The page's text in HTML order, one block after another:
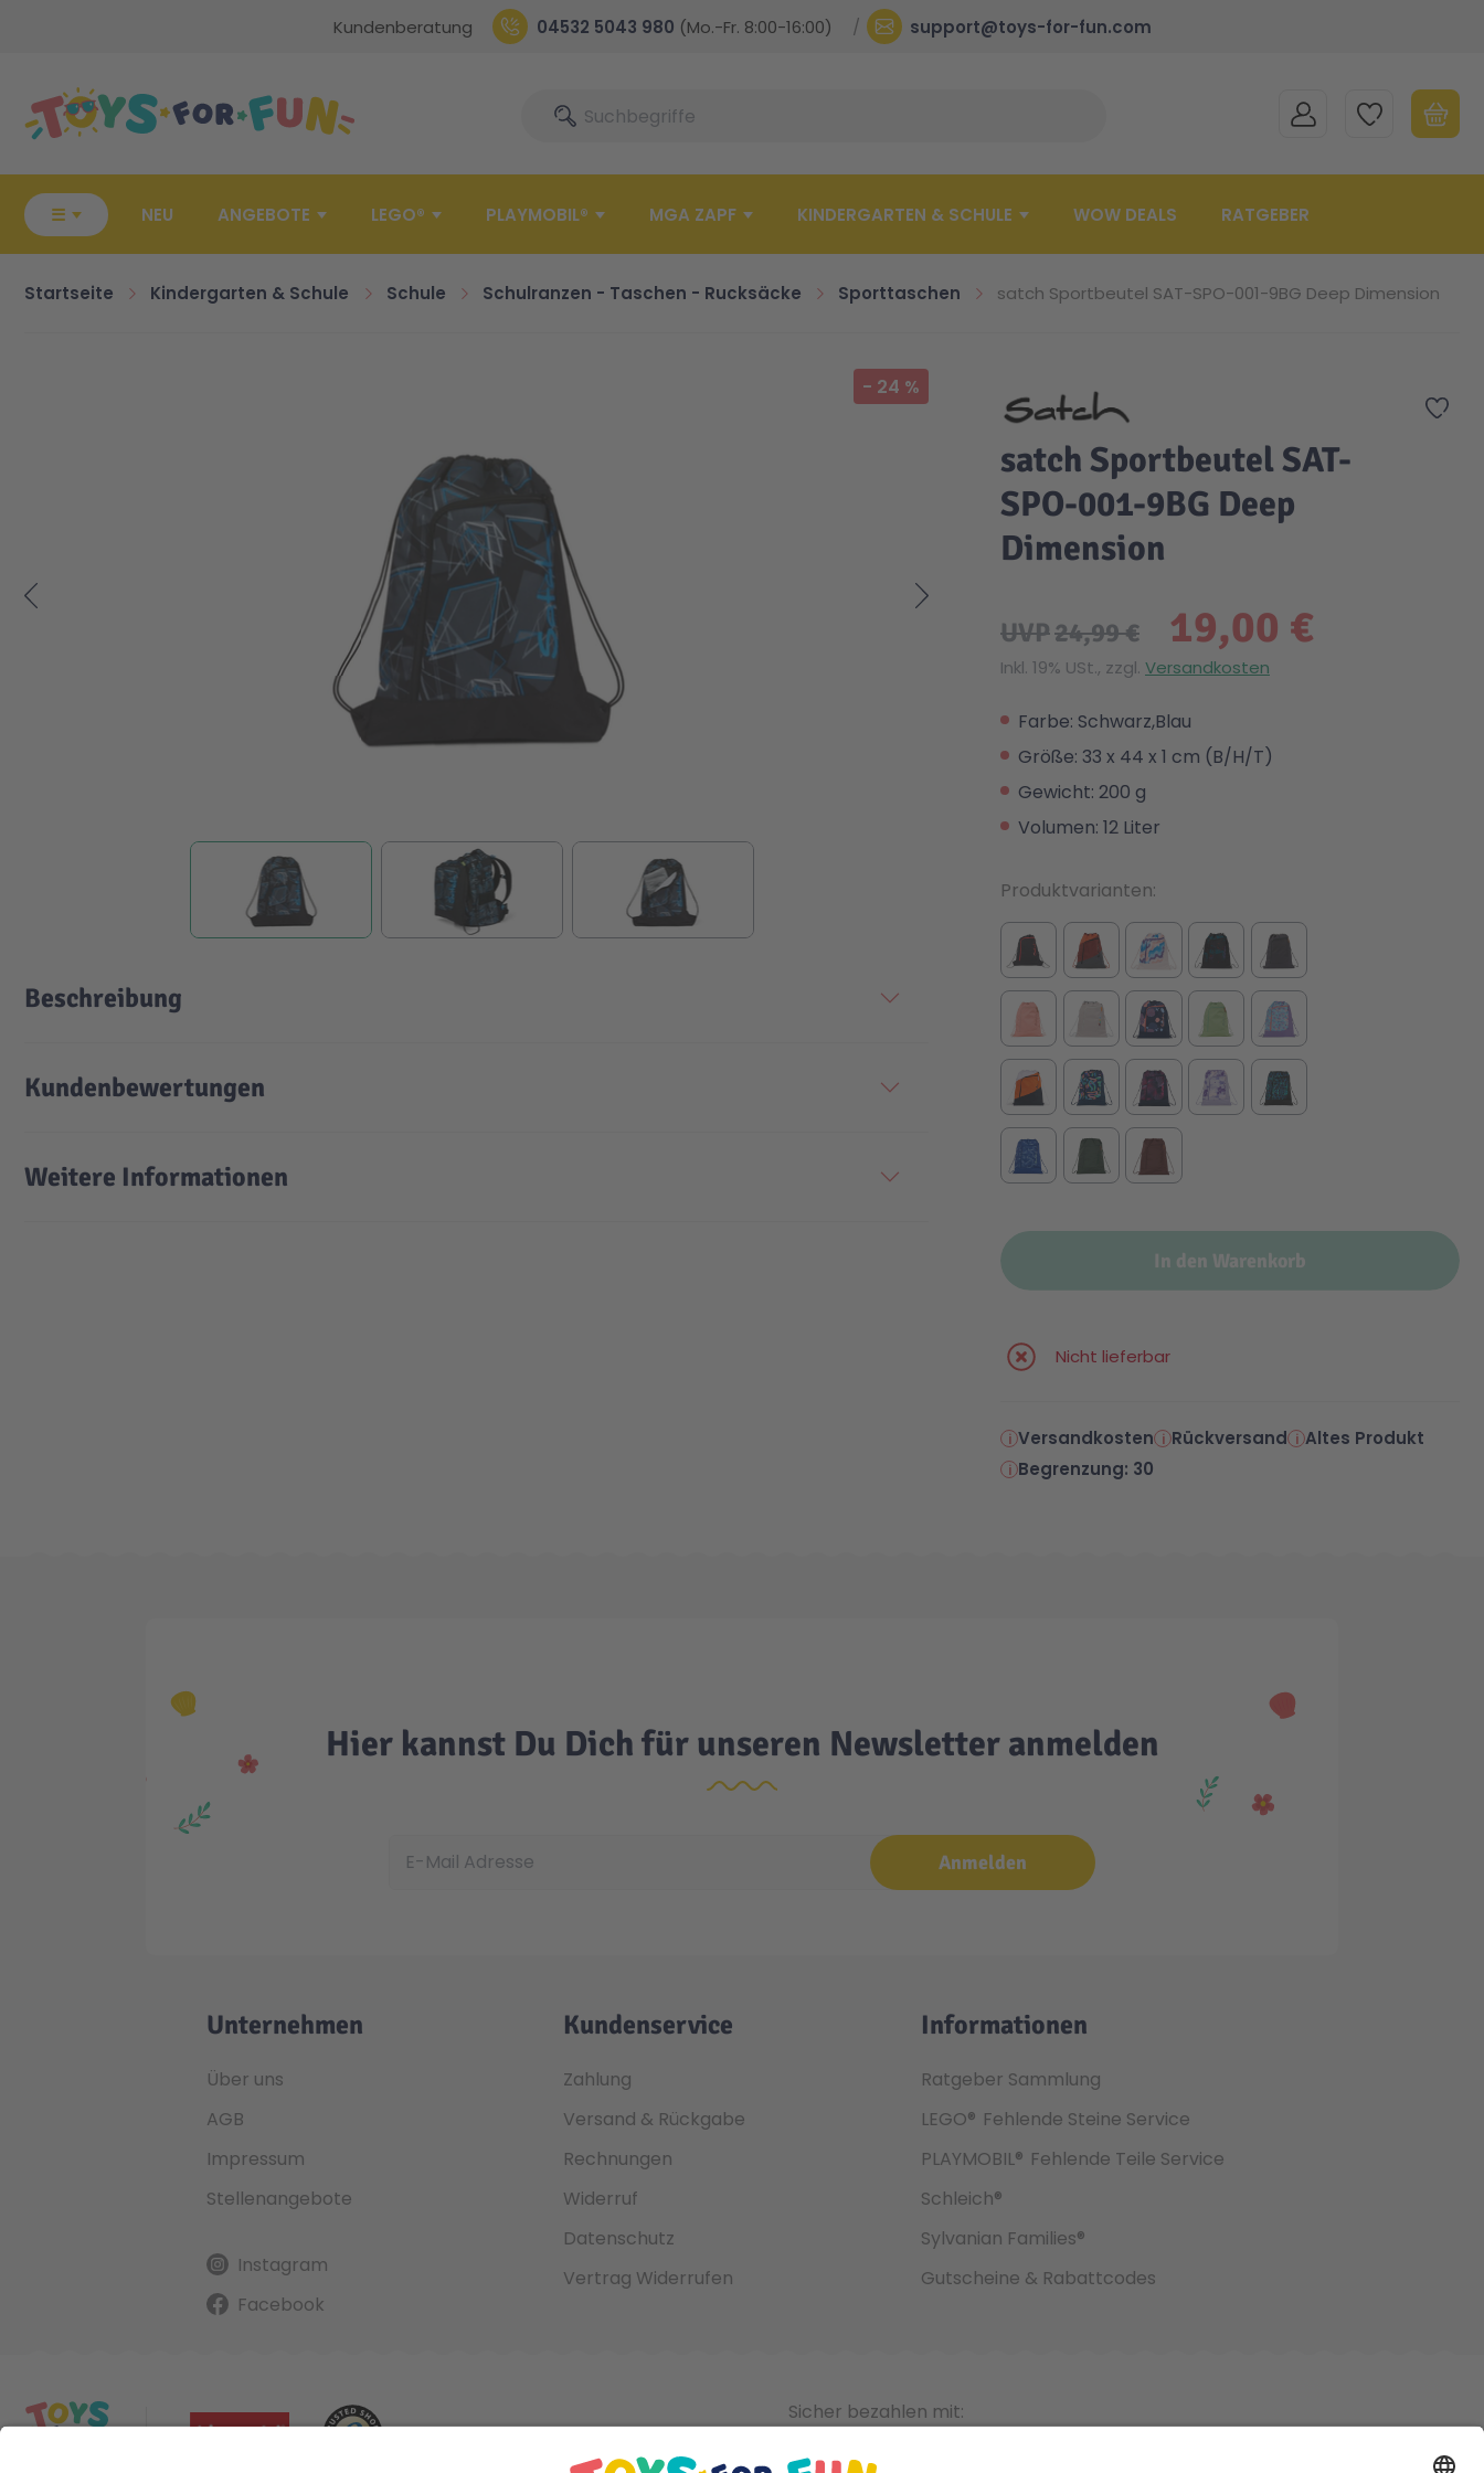
Kundenberatung 04532 5043 980 (Mo.-Fr. 8:00-16:00) support@toys-for-fun.com
SucheSuche MEIN KONTOMEINE WUNSCHLISTE
☰ NEU ANGEBOTE LEGO® PLAYMOBIL® MGA ZAPF KINDERGARTEN & SCHULE WOW DEALS RATGEBER
Startseite Kindergarten & Schule Schule Schulranzen - Taschen - Rucksäcke Sporttaschen satch Sportbeutel SAT-SPO-001-9BG Deep Dimension
- 24 %
Zur
satch Sportbeutel SAT-
SPO-001-9BG Deep
Dimension
19,00 €
UVP24,99 €
Inkl. 19% USt., zzgl. Versandkosten
Farbe: Schwarz,Blau
Größe: 33 x 44 x 1 cm (B/H/T)
Gewicht: 200 g
Volumen: 12 Liter
In den Warenkorb
Nicht lieferbar
Produktvarianten
Versandkosten Rückversand
Altes Produkt
Begrenzung: 30
Beschreibung
Kundenbewertungen
Weitere Informationen
Hier kannst Du Dich für unseren Newsletter anmelden
Anmelden
Unternehmen
Über uns
AGB
Impressum
Stellenangebote
Instagram
Facebook
Kundenservice
Zahlung
Versand & Rückgabe
Rechnungen
Widerruf
Datenschutz
Vertrag Widerrufen
Informationen
Ratgeber Sammlung
LEGO® Fehlende Steine Service
PLAYMOBIL® Fehlende Teile Service
Schleich®
Sylvanian Families®
Gutscheine & Rabattcodes
Sicher bezahlen mit: